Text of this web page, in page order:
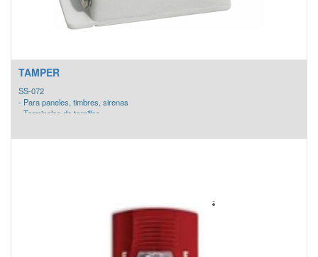
TAMPER
SS-072
- Para paneles, timbres, sirenas
- Terminales de tornillos